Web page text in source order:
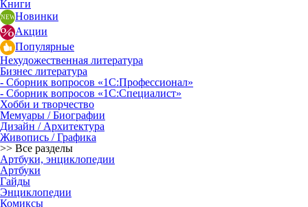
Книги
Новинки
Акции
Популярные
Нехудожественная литература
Бизнес литература
- Сборник вопросов «1С:Профессионал»
- Сборник вопросов «1С:Специалист»
Хобби и творчество
Мемуары / Биографии
Дизайн / Архитектура
Живопись / Графика
>> Все разделы
Артбуки, энциклопедии
Артбуки
Гайды
Энциклопедии
Комиксы